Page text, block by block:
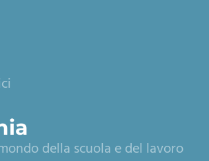
della scuola e del lavoro